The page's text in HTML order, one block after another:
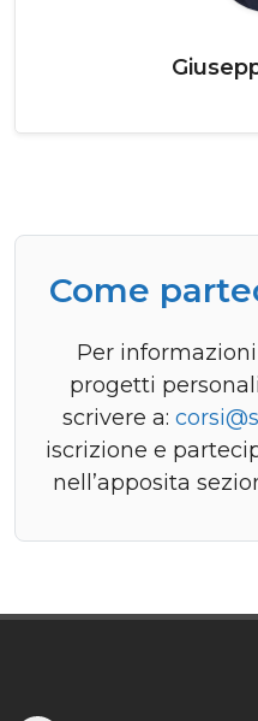
Come
Per
progetti
scrivere a:
iscrizione e
nell’apposita